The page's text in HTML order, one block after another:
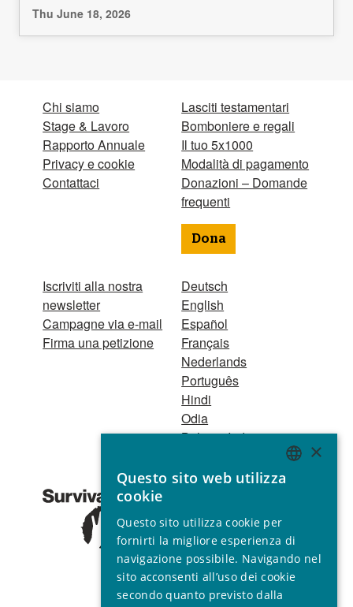
Thu June 18, 2026
Chi siamo
Stage & Lavoro
Rapporto Annuale
Privacy e cookie
Contattaci
Iscriviti alla nostra
newsletter
Campagne via e-mail
Firma una petizione
Lasciti testamentari
Bomboniere e regali
Il tuo 5x1000
Modalità di pagamento
Donazioni – Domande
frequenti
Dona
Deutsch
English
Español
Français
Nederlands
Português
Hindi
Odia
Bahasa Indonesia
Registro Persone
1521 Registered
charity no. 267444 ©
2001 - 2026
Tutti i diritti riservati.
ENGLISH
SPANISH
FRENCH
ITALIAN
×
Questo sito web utilizza
cookie
Questo sito utilizza cookie per
fornirti la migliore esperienza di
navigazione possibile. Navigando nel
sito acconsenti all’uso dei cookie
secondo quanto previsto dalla